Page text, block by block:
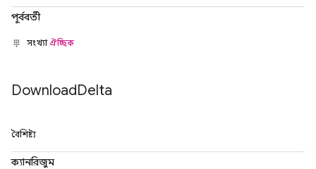
পূর্ববর্তী
সংখ্যাঐচ্ছিক
DownloadDelta
বৈশিষ্ট্য
ক্যানরিজুম